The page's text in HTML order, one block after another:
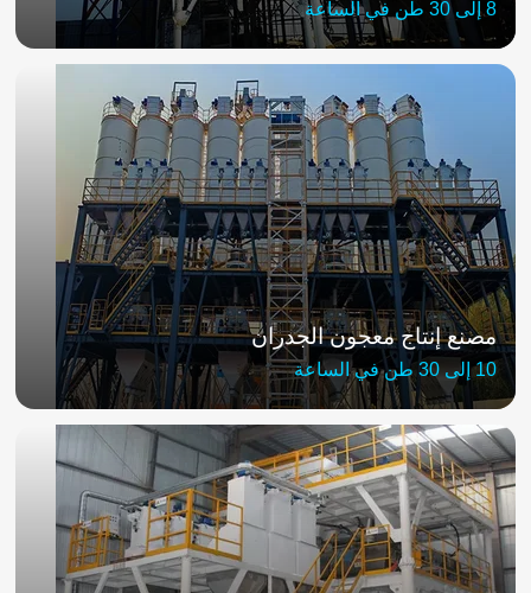
8 إلى 30 طن في الساعة
مصنع إنتاج معجون الجدران
10 إلى 30 طن في الساعة